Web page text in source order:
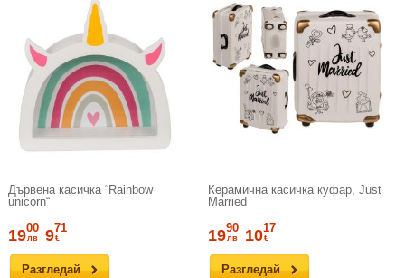
Дървена касичка “Rainbow
unicorn“
Разгледай
1900
лв 971
€
Керамична касичка куфар, Just
Married
Разгледай
1990
лв 1017
€